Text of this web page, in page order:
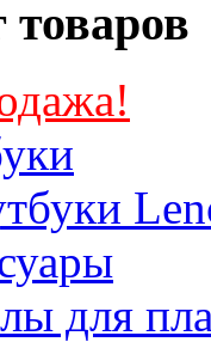
товаров
для